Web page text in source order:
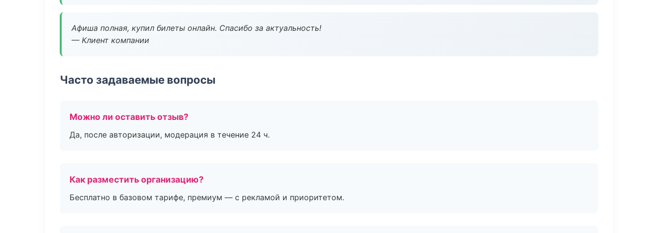
Афиша полная, купил билеты онлайн. Спасибо за актуальность!
— Клиент компании
Часто задаваемые вопросы
Можно ли оставить отзыв?
Да, после авторизации, модерация в течение 24 ч.
Как разместить организацию?
Бесплатно в базовом тарифе, премиум — с рекламой и приоритетом.